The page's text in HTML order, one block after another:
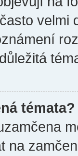
velmi
témata?
na